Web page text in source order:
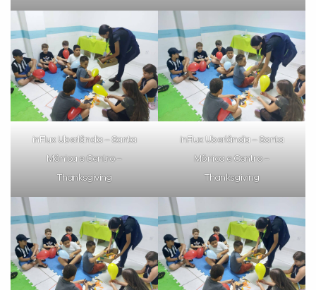
inFlux Uberlândia – Santa
Mônica e Centro –
Thanksgiving
inFlux Uberlândia – Santa
Mônica e Centro –
Thanksgiving